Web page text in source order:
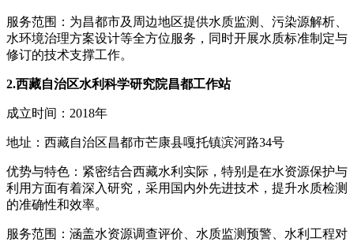
服务范围：为昌都市及周边地区提供水质监测、污染源解析、
水环境治理方案设计等全方位服务，同时开展水质标准制定与
修订的技术支撑工作。
2.西藏自治区水利科学研究院昌都工作站
成立时间：2018年
地址：西藏自治区昌都市芒康县嘎托镇滨河路34号
优势与特色：紧密结合西藏水利实际，特别是在水资源保护与
利用方面有着深入研究，采用国内外先进技术，提升水质检测
的准确性和效率。
服务范围：涵盖水资源调查评价、水质监测预警、水利工程对